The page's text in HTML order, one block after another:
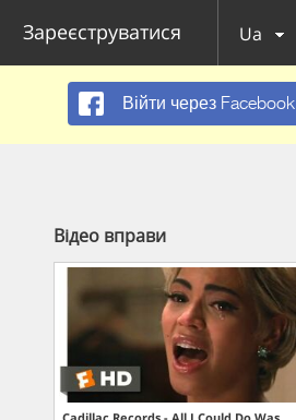
Зареєструватися Ua
Війти через Facebook
Відео вправи